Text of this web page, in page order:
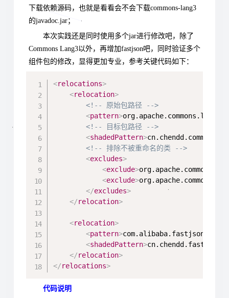
下载依赖源码，也就是看看会不会下载commons-lang3
的javadoc.jar；
本次实践还是同时使用多个jar进行修改吧，除了
Commons Lang3以外，再增加fastjson吧，同时验证多个
组件包的修改，显得更加专业，参考关键代码如下：
<relocations>
<relocation>
<!-- 原始包路径 -->
<pattern>org.apache.commons.lang3
<!-- 目标包路径 -->
<shadedPattern>
<!-- 排除不被重命名的类 -->
<excludes>
<exclude>
<exclude>
</excludes>
</relocation>
<relocation>
<pattern>com.alibaba.fastjson
<shadedPattern>cn.chendd.fastjson
</relocation>
</relocations>
代码说明